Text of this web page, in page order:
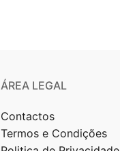
ÁREA LEGAL
Contactos
Termos e Condições